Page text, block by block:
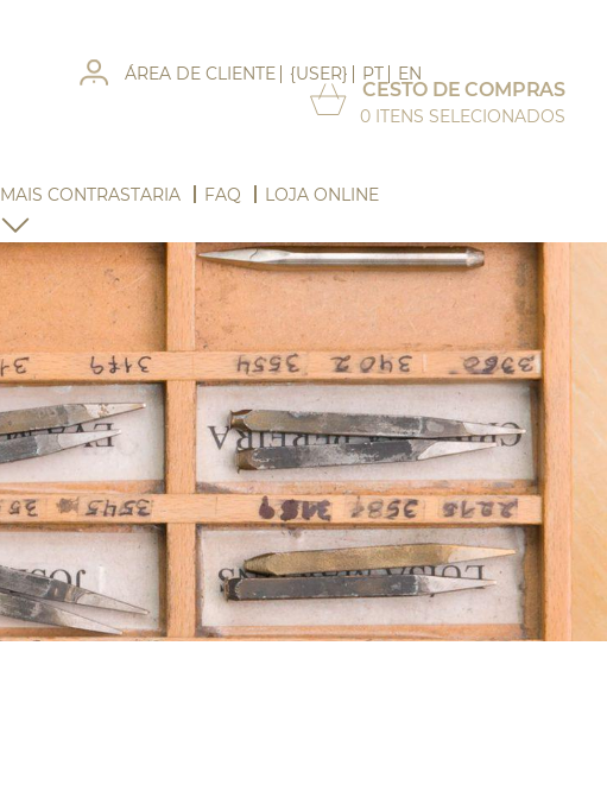
ÁREA DE CLIENTE {USER} PT EN
CESTO DE COMPRAS
0ITENS SELECIONADOS
MAIS CONTRASTARIA FAQ LOJA ONLINE